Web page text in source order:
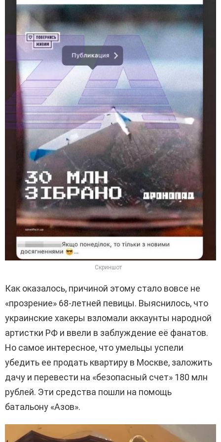
Скриншот
Как оказалось, причиной этому стало вовсе не
«прозрение» 68-летней певицы. Выяснилось, что
украинские хакеры взломали аккаунты народной
артистки РФ и ввели в заблуждение её фанатов.
Но самое интересное, что умельцы успели
убедить ее продать квартиру в Москве, заложить
дачу и перевести на «безопасный счет» 180 млн
рублей. Эти средства пошли на помощь
батальону «Азов».